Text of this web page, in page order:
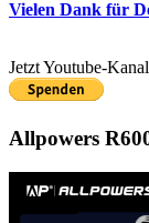
Vielen Dank für
Jetzt Youtube-
Allpowers